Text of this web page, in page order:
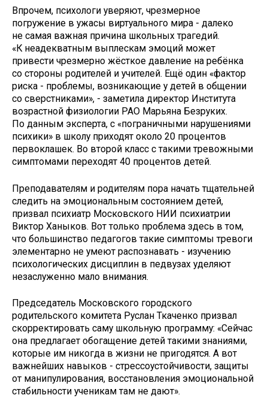
Впрочем, психологи уверяют, чрезмерное
погружение в ужасы виртуального мира - далеко
не самая важная причина школьных трагедий.
«К неадекватным выплескам эмоций может
привести чрезмерно жёсткое давление на ребёнка
со стороны родителей и учителей. Ещё один «фактор
риска - проблемы, возникающие у детей в общении
со сверстниками», - заметила директор Института
возрастной физиологии РАО Марьяна Безруких.
По данным эксперта, с «пограничными нарушениями
психики» в школу приходят около 20 процентов
первоклашек. Во второй класс с такими тревожными
симптомами переходят 40 процентов детей.
Преподавателям и родителям пора начать тщательней
следить на эмоциональным состоянием детей,
призвал психиатр Московского НИИ психиатрии
Виктор Ханыков. Вот только проблема здесь в том,
что большинство педагогов такие симптомы тревоги
элементарно не умеют распознавать - изучению
психологических дисциплин в педвузах уделяют
незаслуженно мало внимания.
Председатель Московского городского
родительского комитета Руслан Ткаченко призвал
скорректировать саму школьную программу: «Сейчас
она предлагает обогащение детей такими знаниями,
которые им никогда в жизни не пригодятся. А вот
важнейших навыков - стрессоустойчивости, защиты
от манипулирования, восстановления эмоциональной
стабильности ученикам там не дают».